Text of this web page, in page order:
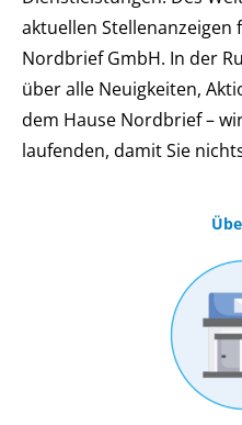
aktuellen
Nordbrief GmbH. In der
über alle Neuigkeiten,
dem Hause Nordbrief –
laufenden, damit Sie